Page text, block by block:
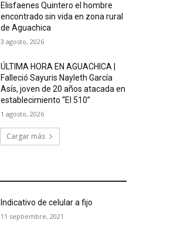
Elisfaenes Quintero el hombre
encontrado sin vida en zona rural
de Aguachica
3 agosto, 2026
ÚLTIMA HORA EN AGUACHICA |
Falleció Sayuris Nayleth García
Asís, joven de 20 años atacada en
establecimiento “El 510”
1 agosto, 2026
Cargar más
Indicativo de celular a fijo
11 septiembre, 2021